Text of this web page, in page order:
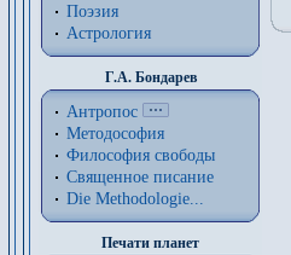
Поэзия
Астрология
Г.А. Бондарев
Антропос
Методософия
Философия cвободы
Священное писание
Die Methodologie...
Печати планет